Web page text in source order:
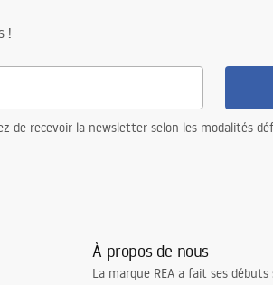
!
de recevoir la newsletter selon les modalités
À propos de nous
La marque REA a fait ses débuts